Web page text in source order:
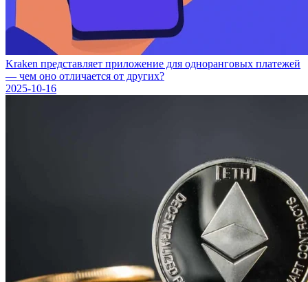
Kraken представляет приложение для одноранговых платежей
— чем оно отличается от других?
2025-10-16